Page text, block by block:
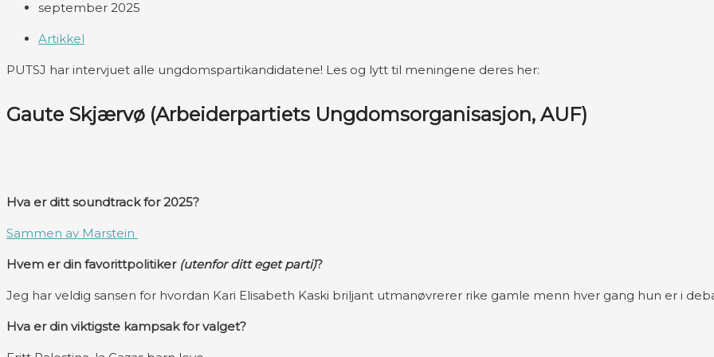
september 2025
Artikkel
PUTSJ har intervjuet alle ungdomspartikandidatene! Les og lytt til meningene deres her:
Gaute Skjærvø (Arbeiderpartiets Ungdomsorganisasjon, AUF)
Hva er ditt soundtrack for 2025?
Sammen av Marstein
Hvem er din favorittpolitiker (utenfor ditt eget parti)?
Jeg har veldig sansen for hvordan Kari Elisabeth Kaski briljant utmanøvrerer rike gamle menn hver gang hun er i
Hva er din viktigste kampsak for valget?